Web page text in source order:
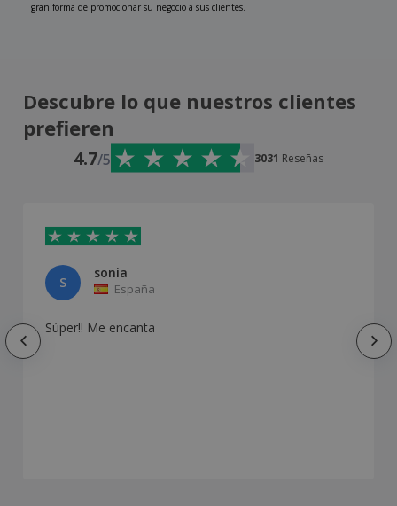
gran forma de promocionar su negocio a sus clientes.
Descubre lo que nuestros clientes
prefieren
4.7/5 3031 Reseñas
S
sonia
España
Súper!! Me encanta